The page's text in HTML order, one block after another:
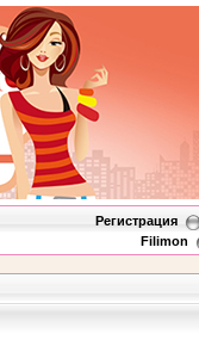
Регистрация
Filimon